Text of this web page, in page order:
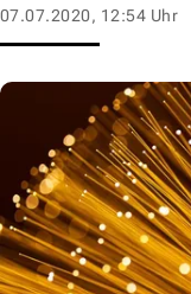
07.07.2020, 12:54 Uhr